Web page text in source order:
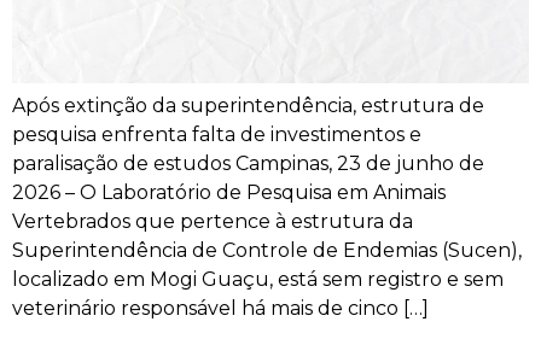
Após extinção da superintendência, estrutura de
pesquisa enfrenta falta de investimentos e
paralisação de estudos Campinas, 23 de junho de
2026 – O Laboratório de Pesquisa em Animais
Vertebrados que pertence à estrutura da
Superintendência de Controle de Endemias (Sucen),
localizado em Mogi Guaçu, está sem registro e sem
veterinário responsável há mais de cinco […]